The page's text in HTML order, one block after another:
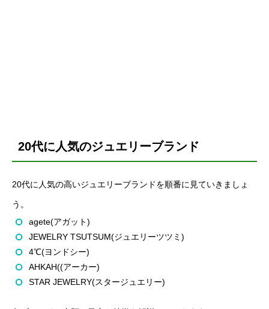
20代に人気のジュエリーブランド
20代に人気の高いジュエリーブランドを順番に見ていきましょ
う。
agete(アガット)
JEWELRY TSUTSUM(ジュエリーツツミ)
4℃(ヨンドシー)
AHKAH((アーカー)
STAR JEWELRY(スタージュエリー)